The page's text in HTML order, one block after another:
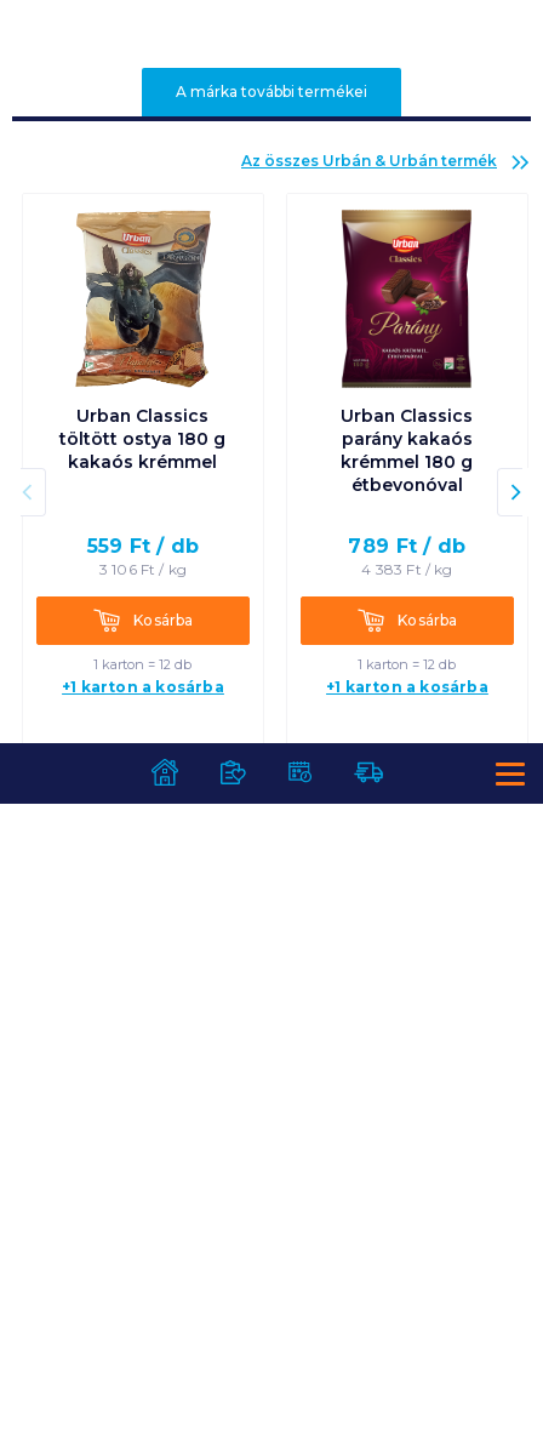
A márka további termékei
Az összes Urbán & Urbán termék
Urban Classics
töltött ostya 180 g
kakaós krémmel
559 Ft / db
3 106Ft / kg
KosárbaKosárba
1 karton = 12 db
+1 karton a kosárba
Urban Classics
parány kakaós
krémmel 180 g
étbevonóval
789 Ft / db
4 383 Ft / kg
KosárbaKosárba
1 karton = 12 db
+1 karton a kosárba